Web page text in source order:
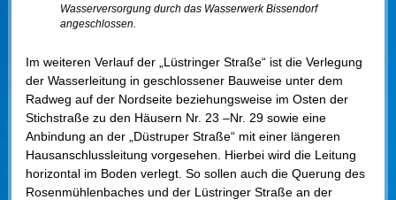
Wasserversorgung durch das Wasserwerk Bissendorf
angeschlossen.
Im weiteren Verlauf der „Lüstringer Straße“ ist die Verlegung
der Wasserleitung in geschlossener Bauweise unter dem
Radweg auf der Nordseite beziehungsweise im Osten der
Stichstraße zu den Häusern Nr. 23 –Nr. 29 sowie eine
Anbindung an der „Düstruper Straße“ mit einer längeren
Hausanschlussleitung vorgesehen. Hierbei wird die Leitung
horizontal im Boden verlegt. So sollen auch die Querung des
Rosenmühlenbaches und der Lüstringer Straße an der